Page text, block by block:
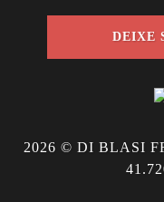
DEIXE
2026 © DI BLASI